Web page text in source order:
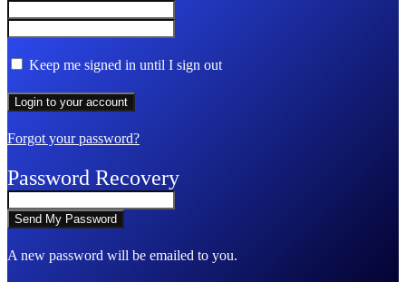
Keep me signed in until I sign out
Forgot your password?
Password Recovery
A new password will be emailed to you.